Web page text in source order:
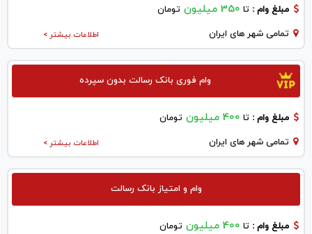
مبلغ وام : تا 350 میلیون تومان
اطلاعات بیشتر > تمامی شهر های ایران
وام فوری بانک رسالت بدون سپرده
مبلغ وام : تا 400 میلیون تومان
اطلاعات بیشتر > تمامی شهر های ایران
وام و امتیاز بانک رسالت
مبلغ وام : تا 400 میلیون تومان